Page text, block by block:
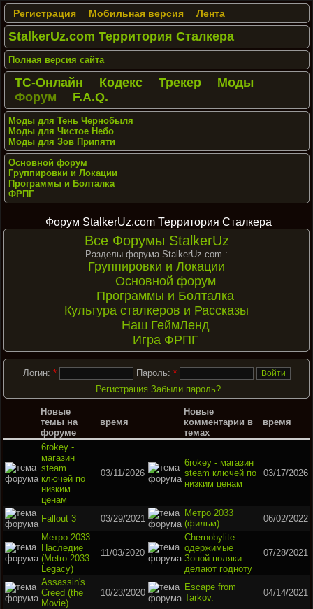
Регистрация Мобильная версия Лента
StalkerUz.com Территория Сталкера
Полная версия сайта
ТС-Онлайн Кодекс Трекер
Моды
Форум
F.A.Q.
Моды для Тень Чернобыля
Моды для Чистое Небо
Моды для Зов Припяти
Основной форум
Группировки и Локации
Программы и Болталка
ФРПГ
Форум StalkerUz.com Территория Сталкера
Все Форумы StalkerUz
Разделы форума StalkerUz.com :
Группировки и Локации
Основной форум
Программы и Болталка
Культура сталкеров и Рассказы
Наш ГеймЛенд
Игра ФРПГ
Логин: * Пароль: *
Регистрация Забыли пароль?
Новые
темы на
форуме
время
Новые
комментарии в
темах
время
6rokey -
магазин
steam
ключей по
низким
ценам
03/11/2026
6rokey - магазин
steam ключей по
низким ценам
03/17/2026
Fallout 3 03/29/2021
Метро 2033
(фильм)
06/02/2022
Метро 2033:
Наследие
(Metro 2033:
Legacy)
11/03/2020
Chernobylite —
одержимые
Зоной поляки
делают годноту
07/28/2021
Assassin's
Creed (the
Movie)
10/23/2020
Escape from
Tarkov.
04/14/2021